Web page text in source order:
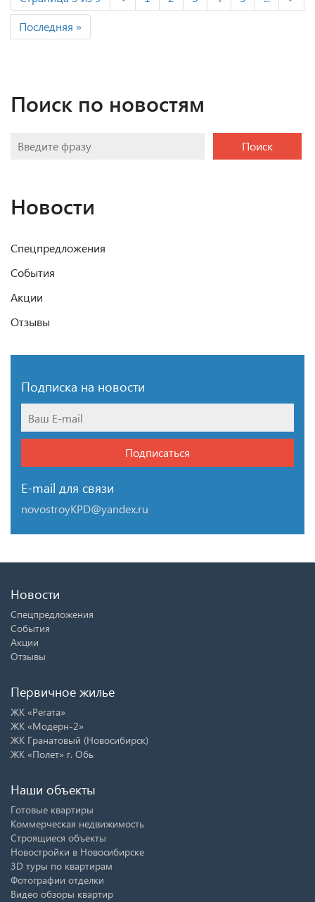
Последняя »
Поиск по новостям
Поиск
Новости
Спецпредложения
События
Акции
Отзывы
Подписка на новости
Подписаться
E-mail для связи
novostroyKPD@yandex.ru
Новости
Спецпредложения
События
Акции
Отзывы
Первичное жилье
ЖК «Регата»
ЖК «Модерн-2»
ЖК Гранатовый (Новосибирск)
ЖК «Полет» г. Обь
Наши объекты
Готовые квартиры
Коммерческая недвижимость
Строящиеся объекты
Новостройки в Новосибирске
3D туры по квартирам
Фотографии отделки
Видео обзоры квартир